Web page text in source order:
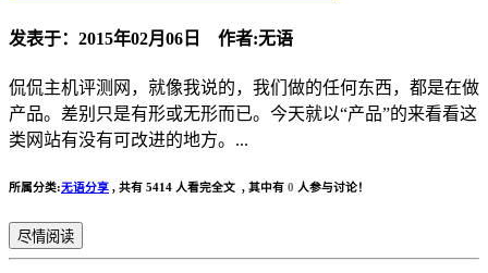
发表于：2015年02月06日 作者:无语
侃侃主机评测网，就像我说的，我们做的任何东西，都是在做
产品。差别只是有形或无形而已。今天就以“产品”的来看看这
类网站有没有可改进的地方。...
所属分类:无语分享 , 共有 5414 人看完全文 , 其中有 0 人参与讨论！
尽情阅读